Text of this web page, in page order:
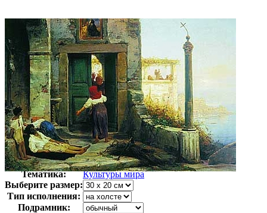
Автор:
Бронников Федор Андреевич
Арт-стиль
Передвижники
Тематика:
Культуры мира
Выберите размер:
Тип исполнения:
Подрамник: